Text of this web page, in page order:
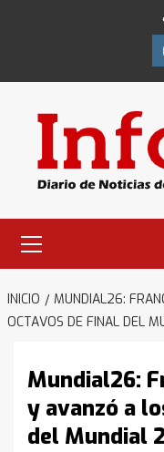
primario
INICIO
MUNDIAL26:
OCTAVOS DE FINAL DEL
Mundial26:
y avanzó a
del Mundial